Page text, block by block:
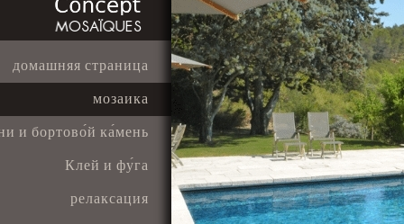
домашняя страница
мозаика
и бортово́й ка́мень
Клей и фу́га
релаксация